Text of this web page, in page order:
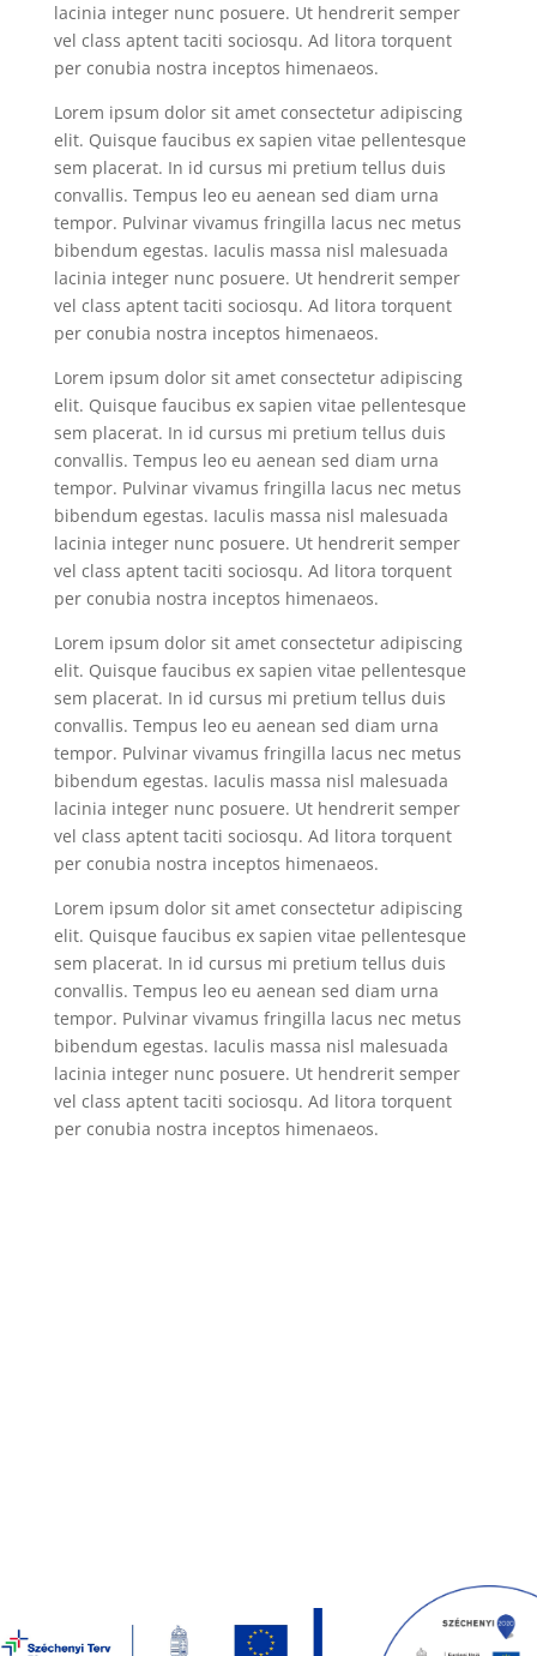
lacinia integer nunc posuere. Ut hendrerit semper
vel class aptent taciti sociosqu. Ad litora torquent
per conubia nostra inceptos himenaeos.
Lorem ipsum dolor sit amet consectetur adipiscing
elit. Quisque faucibus ex sapien vitae pellentesque
sem placerat. In id cursus mi pretium tellus duis
convallis. Tempus leo eu aenean sed diam urna
tempor. Pulvinar vivamus fringilla lacus nec metus
bibendum egestas. Iaculis massa nisl malesuada
lacinia integer nunc posuere. Ut hendrerit semper
vel class aptent taciti sociosqu. Ad litora torquent
per conubia nostra inceptos himenaeos.
Lorem ipsum dolor sit amet consectetur adipiscing
elit. Quisque faucibus ex sapien vitae pellentesque
sem placerat. In id cursus mi pretium tellus duis
convallis. Tempus leo eu aenean sed diam urna
tempor. Pulvinar vivamus fringilla lacus nec metus
bibendum egestas. Iaculis massa nisl malesuada
lacinia integer nunc posuere. Ut hendrerit semper
vel class aptent taciti sociosqu. Ad litora torquent
per conubia nostra inceptos himenaeos.
Lorem ipsum dolor sit amet consectetur adipiscing
elit. Quisque faucibus ex sapien vitae pellentesque
sem placerat. In id cursus mi pretium tellus duis
convallis. Tempus leo eu aenean sed diam urna
tempor. Pulvinar vivamus fringilla lacus nec metus
bibendum egestas. Iaculis massa nisl malesuada
lacinia integer nunc posuere. Ut hendrerit semper
vel class aptent taciti sociosqu. Ad litora torquent
per conubia nostra inceptos himenaeos.
Lorem ipsum dolor sit amet consectetur adipiscing
elit. Quisque faucibus ex sapien vitae pellentesque
sem placerat. In id cursus mi pretium tellus duis
convallis. Tempus leo eu aenean sed diam urna
tempor. Pulvinar vivamus fringilla lacus nec metus
bibendum egestas. Iaculis massa nisl malesuada
lacinia integer nunc posuere. Ut hendrerit semper
vel class aptent taciti sociosqu. Ad litora torquent
per conubia nostra inceptos himenaeos.